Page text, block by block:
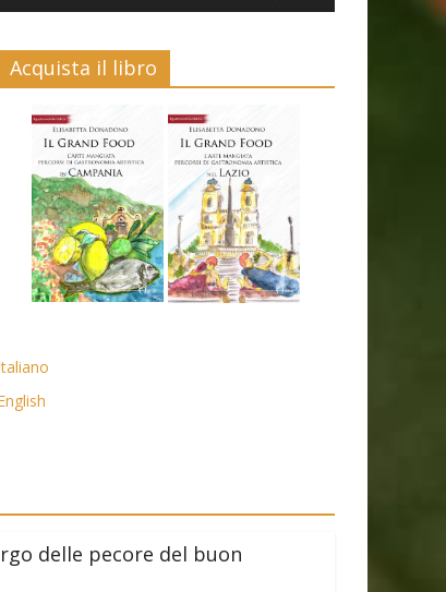
Acquista il libro
delle pecore del buon